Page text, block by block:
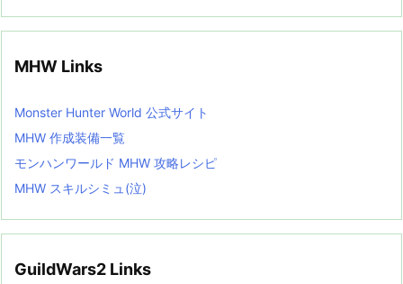
MHW Links
Monster Hunter World 公式サイト
MHW 作成装備一覧
モンハンワールド MHW 攻略レシピ
MHW スキルシミュ(泣)
GuildWars2 Links